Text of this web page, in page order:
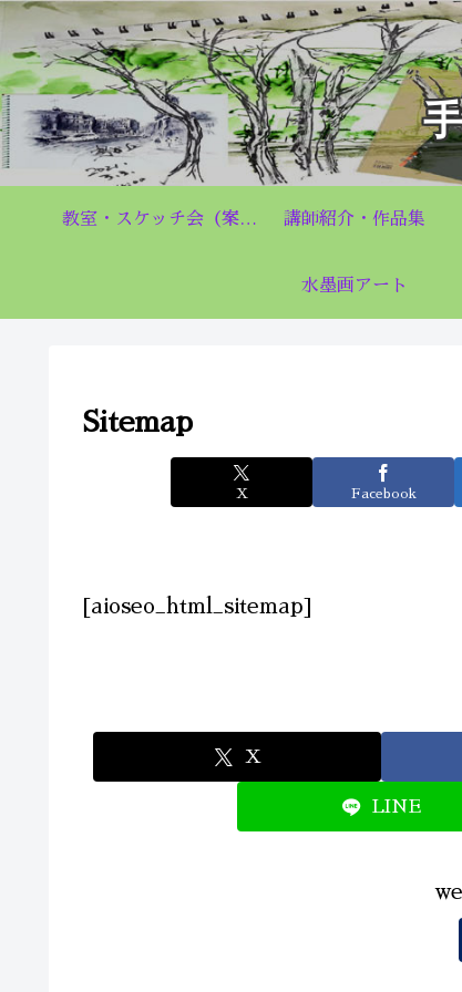
教室・スケッチ会（案内）Q&A 講師紹介・作品集
水墨画アート
Sitemap
X Facebook
[aioseo_html_sitemap]
X
LINE